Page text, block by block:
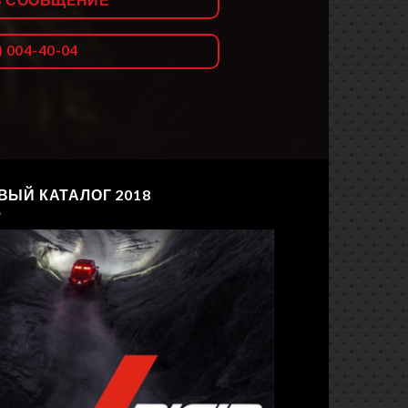
004-40-04
КАТАЛОГ 2018